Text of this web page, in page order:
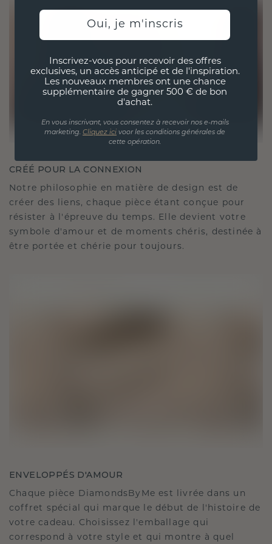
CRÉÉ POUR LA CONNEXION
Notre philosophie en matière de design est de
créer des liens, chaque pièce étant conçue pour
résister à l'épreuve du temps. Elle devient votre
symbole d'amour et de moments chéris, destinée à
être portée et chérie pour toujours.
ENVELOPPÉS D'AMOUR
Chaque pièce DiamondsByMe est livrée dans un
coffret spécial qui marque le début de l'histoire de
votre cadeau. Choisissez l'emballage qui
correspond à votre style et qui montre à quel
Oui, je m'inscris
Inscrivez-vous pour recevoir des offres
exclusives, un accès anticipé et de l'inspiration.
Les nouveaux membres ont une chance
supplémentaire de gagner 500 € de bon
d'achat.
En vous inscrivant, vous consentez à recevoir nos e-mails
marketing. Cliquez ici voor les conditions générales de
cette opération.